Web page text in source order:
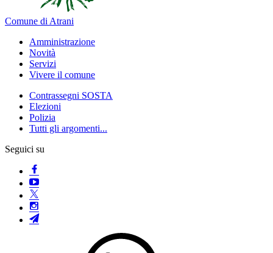
Comune di Atrani
Amministrazione
Novità
Servizi
Vivere il comune
Contrassegni SOSTA
Elezioni
Polizia
Tutti gli argomenti...
Seguici su